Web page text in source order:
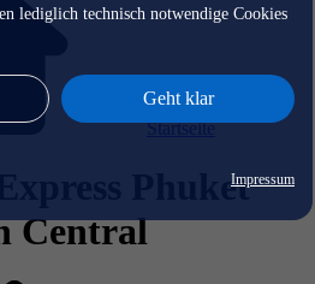
lediglich technisch notwendige Cookies
Geht klar
Impressum
Startseite
Phuket
Central